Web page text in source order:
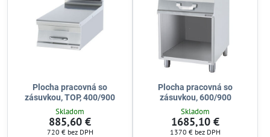
Plocha pracovná so
zásuvkou, TOP, 400/900
Skladom
885,60 €
720 € bez DPH
Plocha pracovná so
zásuvkou, 600/900
Skladom
1685,10 €
1370 € bez DPH